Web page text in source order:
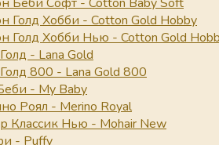
Голд Хобби - Cotton Gold Hobby
Голд Хобби Нью - Cotton Gold
- Lana Gold
800 - Lana Gold 800
- My Baby
Роял - Merino Royal
Классик Нью - Mohair New
- Puffy